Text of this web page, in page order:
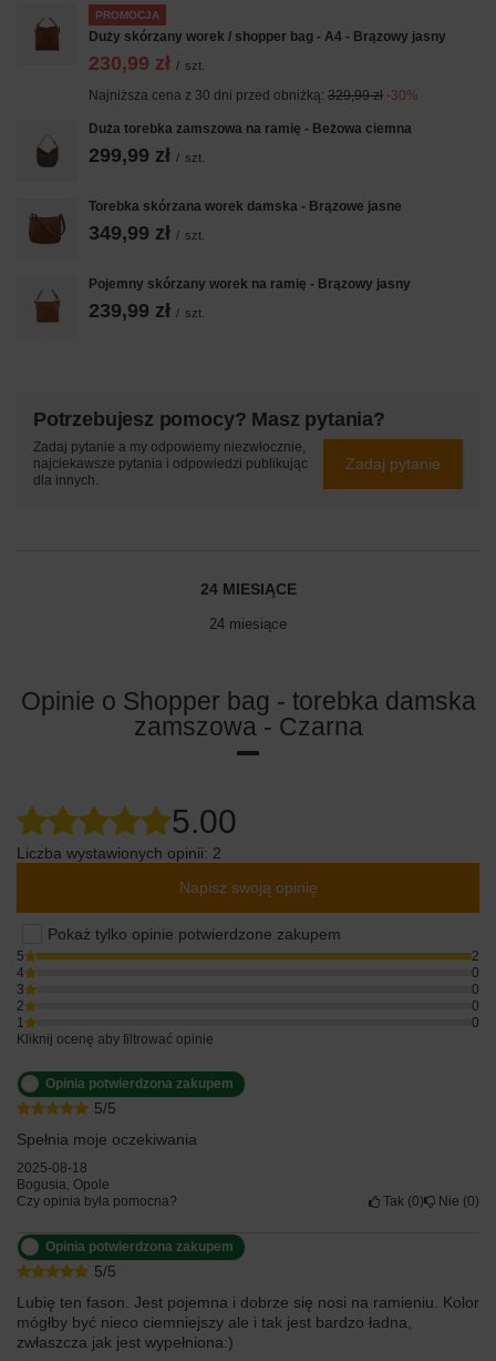
PROMOCJA
Duży skórzany worek / shopper bag - A4 - Brązowy jasny
230,99 zł / szt.
Najniższa cena z 30 dni przed obniżką: 329,99 zł -30%
Duża torebka zamszowa na ramię - Beżowa ciemna
299,99 zł / szt.
Torebka skórzana worek damska - Brązowe jasne
349,99 zł / szt.
Pojemny skórzany worek na ramię - Brązowy jasny
239,99 zł / szt.
Potrzebujesz pomocy? Masz pytania?
Zadaj pytanie a my odpowiemy niezwłocznie,
najciekawsze pytania i odpowiedzi publikując
dla innych.
Zadaj pytanie
24 MIESIĄCE
24 miesiące
Opinie o Shopper bag - torebka damska
zamszowa - Czarna
5.00
Liczba wystawionych opinii: 2
Napisz swoją opinię
Pokaż tylko opinie potwierdzone zakupem
5
2
4
0
3
0
2
0
1
0
Kliknij ocenę aby filtrować opinie
5/5
Opinia potwierdzona zakupem
Spełnia moje oczekiwania
2025-08-18
Bogusia, Opole
Czy opinia była pomocna?
Tak 0 Nie 0
5/5
Opinia potwierdzona zakupem
Lubię ten fason. Jest pojemna i dobrze się nosi na ramieniu. Kolor
mógłby być nieco ciemniejszy ale i tak jest bardzo ładna,
zwłaszcza jak jest wypełniona:)